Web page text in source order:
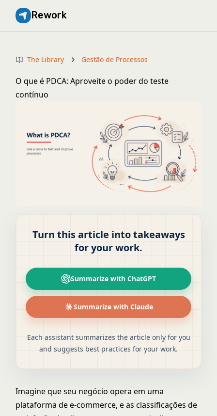
Rework
The Library Gestão de Processos
O que é PDCA: Aproveite o poder do teste
contínuo
Turn this article into takeaways
for your work.
Summarize with ChatGPT
Summarize with Claude
Each assistant summarizes the article only for you
and suggests best practices for your work.
Imagine que seu negócio opera em uma
plataforma de e-commerce, e as classificações de